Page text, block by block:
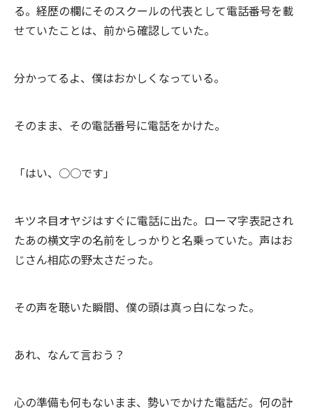
る。経歴の欄にそのスクールの代表として電話番号を載
せていたことは、前から確認していた。
分かってるよ、僕はおかしくなっている。
そのまま、その電話番号に電話をかけた。
「はい、○○です」
キツネ目オヤジはすぐに電話に出た。ローマ字表記され
たあの横文字の名前をしっかりと名乗っていた。声はお
じさん相応の野太さだった。
その声を聴いた瞬間、僕の頭は真っ白になった。
あれ、なんて言おう？
心の準備も何もないまま、勢いでかけた電話だ。何の計